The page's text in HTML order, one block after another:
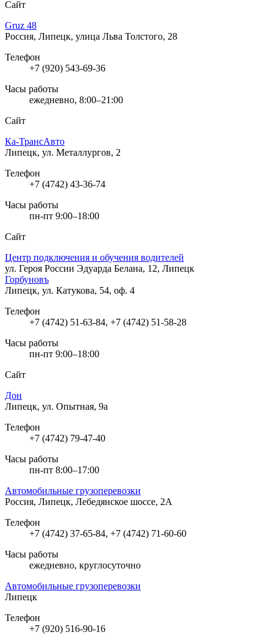
Сайт
Gruz 48
Россия, Липецк, улица Льва Толстого, 28
Телефон
+7 (920) 543-69-36
Часы работы
ежедневно, 8:00–21:00
Сайт
Ка-ТрансАвто
Липецк, ул. Металлургов, 2
Телефон
+7 (4742) 43-36-74
Часы работы
пн-пт 9:00–18:00
Сайт
Центр подключения и обучения водителей
ул. Героя России Эдуарда Белана, 12, Липецк
Горбуновъ
Липецк, ул. Катукова, 54, оф. 4
Телефон
+7 (4742) 51-63-84, +7 (4742) 51-58-28
Часы работы
пн-пт 9:00–18:00
Сайт
Дон
Липецк, ул. Опытная, 9а
Телефон
+7 (4742) 79-47-40
Часы работы
пн-пт 8:00–17:00
Автомобильные грузоперевозки
Россия, Липецк, Лебедянское шоссе, 2А
Телефон
+7 (4742) 37-65-84, +7 (4742) 71-60-60
Часы работы
ежедневно, круглосуточно
Автомобильные грузоперевозки
Липецк
Телефон
+7 (920) 516-90-16